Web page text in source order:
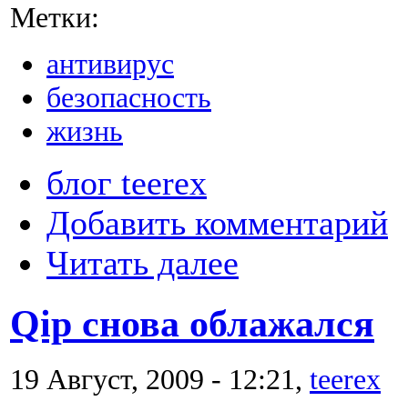
Метки:
антивирус
безопасность
жизнь
блог teerex
Добавить комментарий
Читать далее
Qip снова облажался
19 Август, 2009 - 12:21, teerex